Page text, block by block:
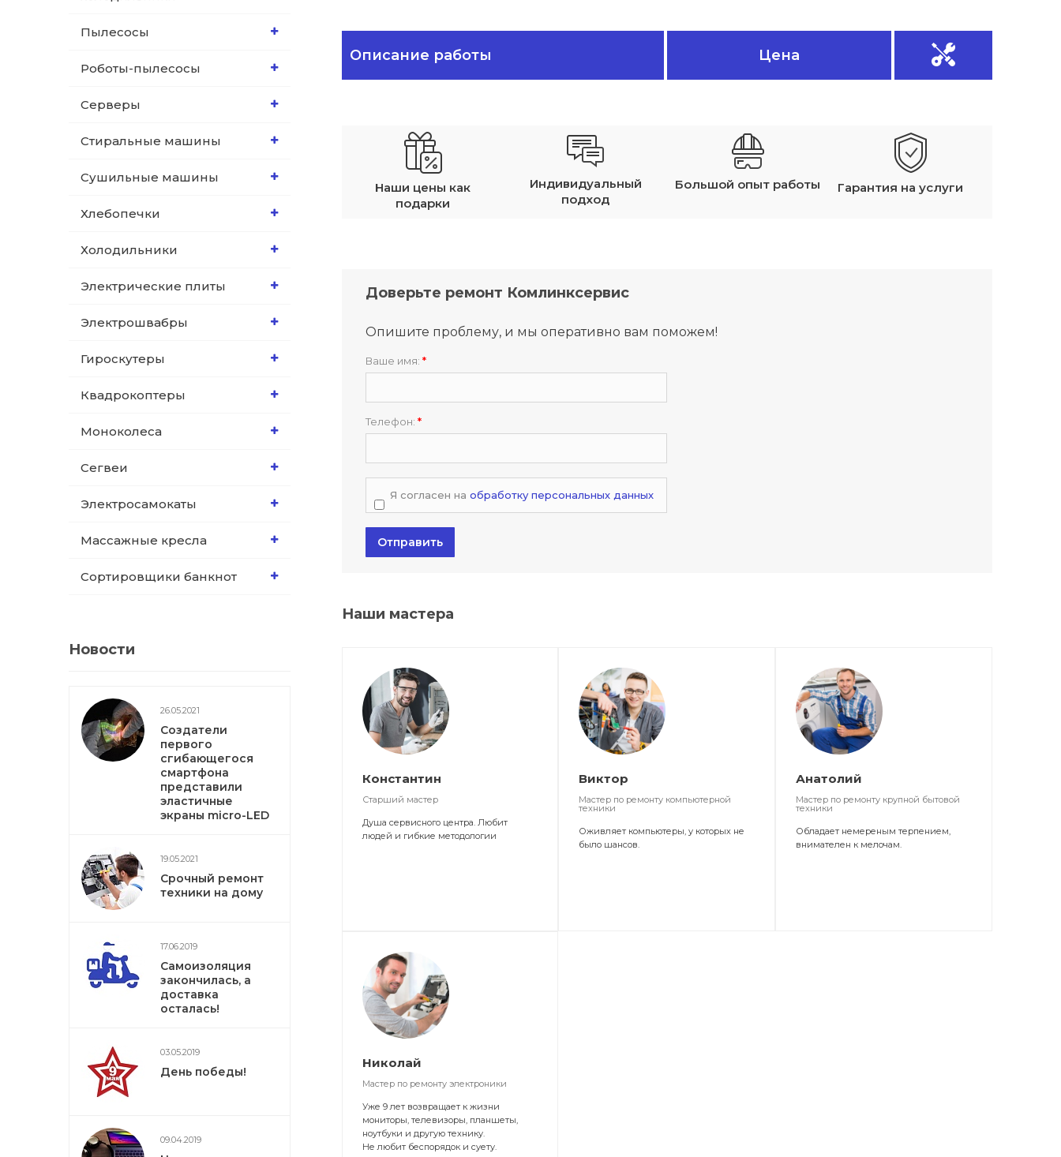
Пылесосы
Роботы-пылесосы
Серверы
Стиральные машины
Сушильные машины
Хлебопечки
Холодильники
Электрические плиты
Электрошвабры
Гироскутеры
Квадрокоптеры
Моноколеса
Сегвеи
Электросамокаты
Массажные кресла
Сортировщики банкнот
Новости
26.05.2021
Создатели
первого
сгибающегося
смартфона
представили
эластичные
экраны micro-LED
19.05.2021
Срочный ремонт
техники на дому
17.06.2019
Самоизоляция
закончилась, а
доставка
осталась!
03.05.2019
День победы!
09.04.2019
Описание работы Цена
Наши цены как
подарки
Индивидуальный
подход
Большой опыт работы Гарантия на услуги
Доверьте ремонт Комлинксервис
Опишите проблему, и мы оперативно вам поможем!
Ваше имя: *
Телефон: *
Я согласен на обработку персональных данных
Отправить
Наши мастера
Константин
Старший мастер
Душа сервисного центра. Любит
людей и гибкие методологии
Виктор
Мастер по ремонту компьютерной
техники
Оживляет компьютеры, у которых не
было шансов.
Анатолий
Мастер по ремонту крупной бытовой
техники
Обладает немереным терпением,
внимателен к мелочам.
Николай
Мастер по ремонту электроники
Уже 9 лет возвращает к жизни
мониторы, телевизоры, планшеты,
ноутбуки и другую технику.
Не любит беспорядок и суету.